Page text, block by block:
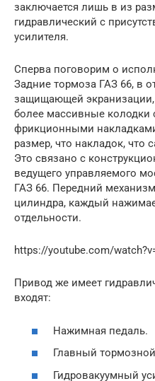
заключается лишь в из
гидравлический с
усилителя.
Сперва поговорим о
Задние тормоза ГАЗ 66, в
защищающей
более массивные
фрикционными
размер, что накладок, что
Это связано с
ведущего управляемого
ГАЗ 66. Передний
цилиндра, каждый
отдельности.
https://youtube.com/
Привод же имеет
входят:
Нажимная педаль.
Главный
Гидровакуумный